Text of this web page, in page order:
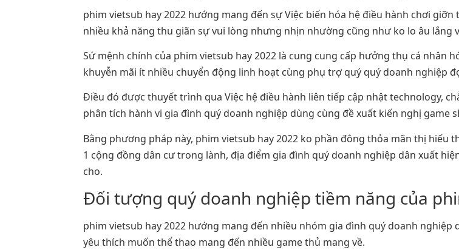
phim vietsub hay 2022 hướng mang đến sự Việc biến hóa hệ điều hành chơi
nhiều khả năng thu giãn sự vui lòng nhưng nhịn nhường cũng như ko lo âu lắng
Sứ mệnh chính của phim vietsub hay 2022 là cung cung cấp hưởng thụ cá nhân
khuyễn mãi ít nhiều chuyển động linh hoạt cùng phụ trợ quý quý doanh nghiệp
Điều đó được thuyết trình qua Việc hệ điều hành liên tiếp cập nhật technology,
phân tích hành vi gia đình quý doanh nghiệp dùng cùng đề xuất kiến nghị game
Bằng phương pháp này, phim vietsub hay 2022 ko phần đông thỏa mãn thị
1 cộng đồng dân cư trong lành, địa điểm gia đình quý doanh nghiệp dân xuất
cho.
Đối tượng quý doanh nghiệp tiềm năng của
phim vietsub hay 2022 hướng mang đến nhiều nhóm gia đình quý doanh
yêu thích muốn thể thao mang đến nhiều game thủ mang về.